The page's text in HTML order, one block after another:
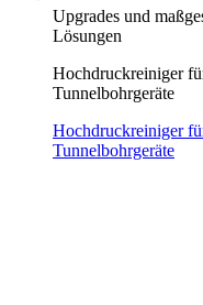
Upgrades und
Lösungen
Hochdruckreiniger
Tunnelbohrgeräte
Hochdruckreiniger
Tunnelbohrgeräte